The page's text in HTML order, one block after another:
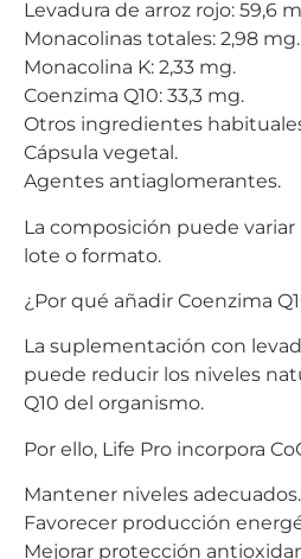
Levadura de arroz rojo: 59,6
Monacolinas totales: 2,98 mg.
Monacolina K: 2,33 mg.
Coenzima Q10: 33,3 mg.
Otros ingredientes
Cápsula vegetal.
Agentes antiaglomerantes.
La composición puede
lote o formato.
¿Por qué añadir Coenzima
La suplementación con
puede reducir los niveles
Q10 del organismo.
Por ello, Life Pro incorpora
Mantener niveles adecuados.
Favorecer producción
Mejorar protección